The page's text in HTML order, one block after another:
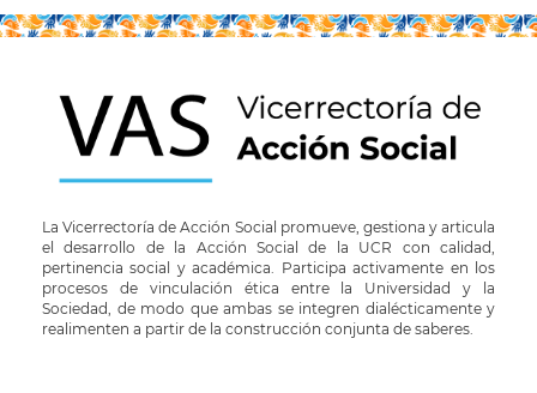
La Vicerrectoría de Acción Social promueve, gestiona y articula
el desarrollo de la Acción Social de la UCR con calidad,
pertinencia social y académica. Participa activamente en los
procesos de vinculación ética entre la Universidad y la
Sociedad, de modo que ambas se integren dialécticamente y
realimenten a partir de la construcción conjunta de saberes.